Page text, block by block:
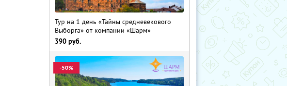
Тур на 1 день «Тайны средневекового
Выборга» от компании «Шарм»
390 руб.
-50%